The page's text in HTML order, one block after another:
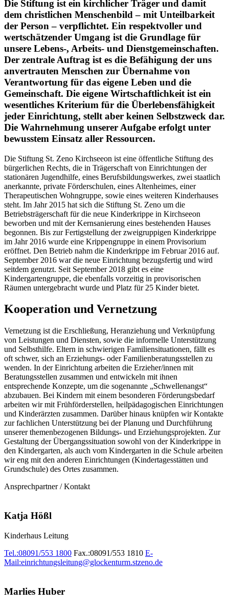
Die Stiftung ist ein kirchlicher Träger und damit
dem christlichen Menschenbild – mit Unteilbarkeit
der Person – verpflichtet. Ein respektvoller und
wertschätzender Umgang ist die Grundlage für
unsere Lebens-, Arbeits- und Dienstgemeinschaften.
Der zentrale Auftrag ist es die Befähigung der uns
anvertrauten Menschen zur Übernahme von
Verantwortung für das eigene Leben und die
Gemeinschaft. Die eigene Wirtschaftlichkeit ist ein
wesentliches Kriterium für die Überlebensfähigkeit
jeder Einrichtung, stellt aber keinen Selbstzweck dar.
Die Wahrnehmung unserer Aufgabe erfolgt unter
bewusstem Einsatz aller Ressourcen.
Die Stiftung St. Zeno Kirchseeon ist eine öffentliche Stiftung des
bürgerlichen Rechts, die in Trägerschaft von Einrichtungen der
stationären Jugendhilfe, eines Berufsbildungswerkes, zwei staatlich
anerkannte, private Förderschulen, eines Altenheimes, einer
Therapeutischen Wohngruppe, sowie eines weiteren Kinderhauses
steht. Im Jahr 2015 hat sich die Stiftung St. Zeno um die
Betriebsträgerschaft für die neue Kinderkrippe in Kirchseeon
beworben und mit der Kernsanierung eines bestehenden Hauses
begonnen. Bis zur Fertigstellung der zweigruppigen Kinderkrippe
im Jahr 2016 wurde eine Krippengruppe in einem Provisorium
eröffnet. Den Betrieb nahm die Kinderkrippe im Februar 2016 auf.
September 2016 war die neue Einrichtung bezugsfertig und wird
seitdem genutzt. Seit September 2018 gibt es eine
Kindergartengruppe, die ebenfalls vorzeitig in provisorischen
Räumen untergebracht wurde und Platz für 25 Kinder bietet.
Kooperation und Vernetzung
Vernetzung ist die Erschließung, Heranziehung und Verknüpfung
von Leistungen und Diensten, sowie die informelle Unterstützung
und Selbsthilfe. Eltern in schwierigen Familiensituationen, fällt es
oft schwer, sich an Erziehungs- oder Familienberatungsstellen zu
wenden. In der Einrichtung arbeiten die Erzieher/innen mit
Beratungsstellen zusammen und entwickeln mit ihnen
entsprechende Konzepte, um die sogenannte „Schwellenangst“
abzubauen. Bei Kindern mit einem besonderen Förderungsbedarf
arbeiten wir mit Frühförderstellen, heilpädagogischen Einrichtungen
und Kinderärzten zusammen. Darüber hinaus knüpfen wir Kontakte
zur fachlichen Unterstützung bei der Planung und Durchführung
unserer themenbezogenen Bildungs- und Erziehungsprojekten. Zur
Gestaltung der Übergangssituation sowohl von der Kinderkrippe in
den Kindergarten, als auch vom Kindergarten in die Schule arbeiten
wir eng mit den anderen Einrichtungen (Kindertagesstätten und
Grundschule) des Ortes zusammen.
Ansprechpartner / Kontakt
Katja Hößl
Kinderhaus Leitung
Tel.:08091/553 1800 Fax.:08091/553 1810 E-
Mail:einrichtungsleitung@glockenturm.stzeno.de
Marlies Huber